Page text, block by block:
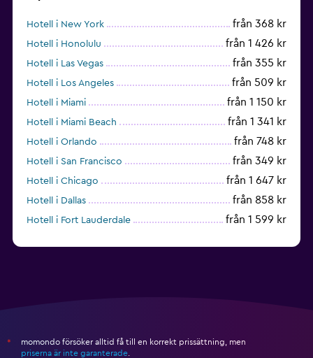
Hotell i New York från 368 kr
Hotell i Honolulu från 1 426 kr
Hotell i Las Vegas från 355 kr
Hotell i Los Angeles från 509 kr
Hotell i Miami från 1 150 kr
Hotell i Miami Beach från 1 341 kr
Hotell i Orlando från 748 kr
Hotell i San Francisco från 349 kr
Hotell i Chicago från 1 647 kr
Hotell i Dallas från 858 kr
Hotell i Fort Lauderdale från 1 599 kr
*
momondo försöker alltid få till en korrekt prissättning, men
priserna är inte garanterade